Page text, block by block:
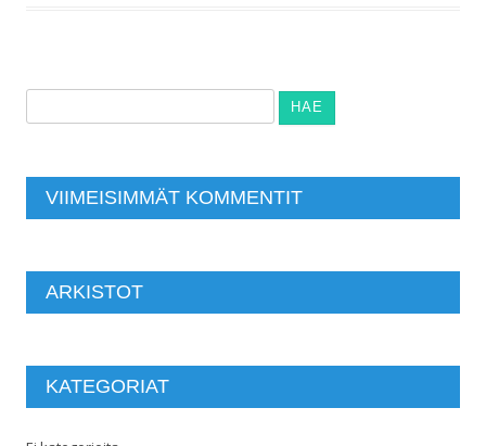
VIIMEISIMMÄT KOMMENTIT
ARKISTOT
KATEGORIAT